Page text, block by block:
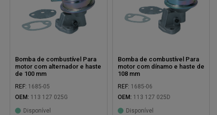
Bomba de combustível Para
motor com alternador e haste
de 100 mm
REF: 1685-05
OEM: 113 127 025G
Disponível
Compatível com:
Bomba de combustível Para
motor com dínamo e haste de
108 mm
REF: 1685-06
OEM: 113 127 025D
Disponível
Compatível com: